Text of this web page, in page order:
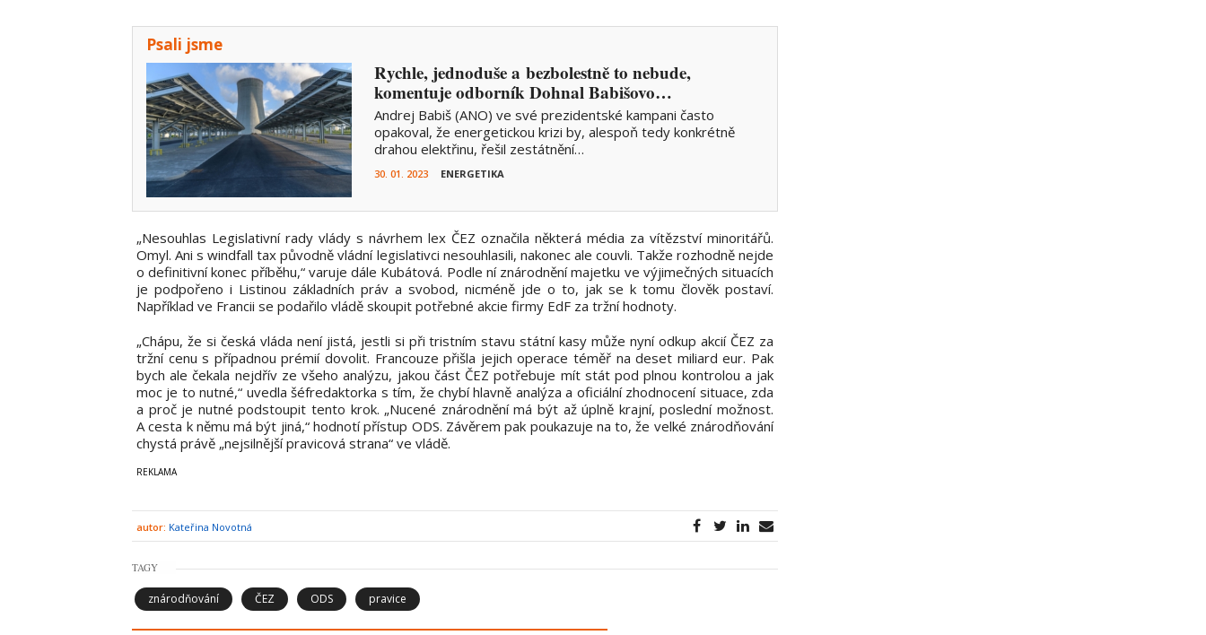
Psali jsme
Rychle, jednoduše a bezbolestně to nebude,
komentuje odborník Dohnal Babišovo…
Andrej Babiš (ANO) ve své prezidentské kampani často
opakoval, že energetickou krizi by, alespoň tedy konkrétně
drahou elektřinu, řešil zestátnění…
30. 01. 2023 ENERGETIKA
„Nesouhlas Legislativní rady vlády s návrhem lex ČEZ označila některá média za vítězství minoritářů.
Omyl. Ani s windfall tax původně vládní legislativci nesouhlasili, nakonec ale couvli. Takže rozhodně nejde
o definitivní konec příběhu,“ varuje dále Kubátová. Podle ní znárodnění majetku ve výjimečných situacích
je podpořeno i Listinou základních práv a svobod, nicméně jde o to, jak se k tomu člověk postaví.
Například ve Francii se podařilo vládě skoupit potřebné akcie firmy EdF za tržní hodnoty.
„Chápu, že si česká vláda není jistá, jestli si při tristním stavu státní kasy může nyní odkup akcií ČEZ za
tržní cenu s případnou prémií dovolit. Francouze přišla jejich operace téměř na deset miliard eur. Pak
bych ale čekala nejdřív ze všeho analýzu, jakou část ČEZ potřebuje mít stát pod plnou kontrolou a jak
moc je to nutné,“ uvedla šéfredaktorka s tím, že chybí hlavně analýza a oficiální zhodnocení situace, zda
a proč je nutné podstoupit tento krok. „Nucené znárodnění má být až úplně krajní, poslední možnost.
A cesta k němu má být jiná,“ hodnotí přístup ODS. Závěrem pak poukazuje na to, že velké znárodňování
chystá právě „nejsilnější pravicová strana“ ve vládě.
autor: Kateřina Novotná
TAGY
znárodňování ČEZ ODS pravice